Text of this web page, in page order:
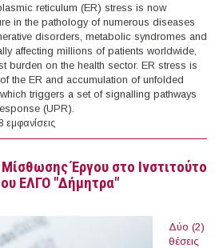
reticulum (ER) stress is now
in the pathology of numerous diseases
disorders, metabolic syndromes and
affecting millions of patients worldwide,
burden on the health sector. ER stress is
the ER and accumulation of unfolded
triggers a set of signalling pathways
(UPR).
PhD Positions, Marie Skłodowska-Curie actions
Training Network "TRAIN-ERS", Europe &
εμφανίσεις
Έργου στο Ινστιτούτο
ΕΛΓΟ "Δήμητρα"
Δύο (2)
θέσεις